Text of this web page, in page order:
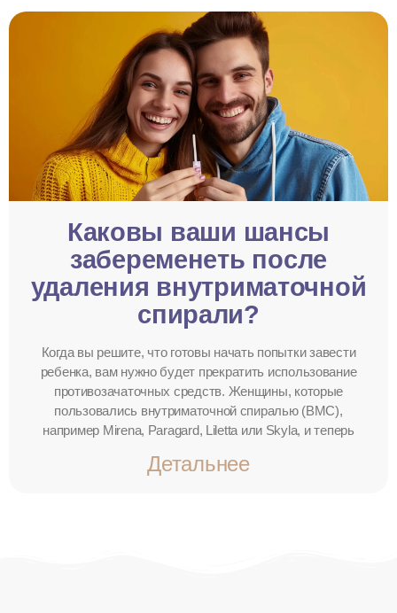
Каковы ваши шансы
забеременеть после
удаления внутриматочной
спирали?
Когда вы решите, что готовы начать попытки завести
ребенка, вам нужно будет прекратить использование
противозачаточных средств. Женщины, которые
пользовались внутриматочной спиралью (ВМС),
например Mirena, Paragard, Liletta или Skyla, и теперь
Детальнее